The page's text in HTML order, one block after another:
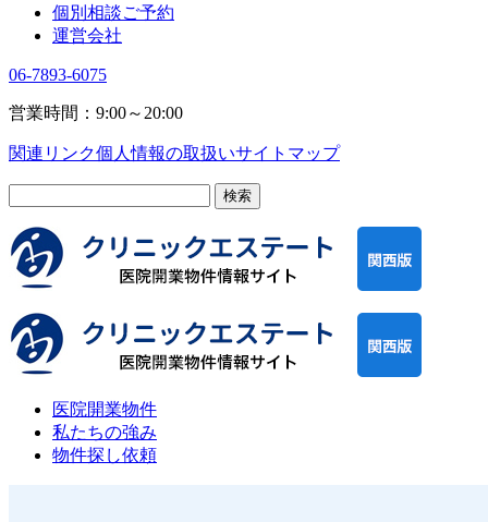
個別相談ご予約
運営会社
06-7893-6075
営業時間：9:00～20:00
関連リンク個人情報の取扱いサイトマップ
医院開業物件
私たちの強み
物件探し依頼